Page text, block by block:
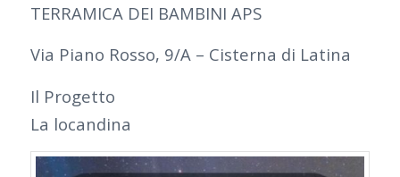
TERRAMICA DEI BAMBINI APS
Via Piano Rosso, 9/A – Cisterna di Latina
Il Progetto
La locandina